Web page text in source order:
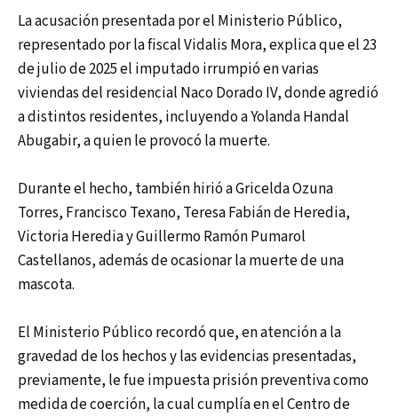
La acusación presentada por el Ministerio Público,
representado por la fiscal Vidalis Mora, explica que el 23
de julio de 2025 el imputado irrumpió en varias
viviendas del residencial Naco Dorado IV, donde agredió
a distintos residentes, incluyendo a Yolanda Handal
Abugabir, a quien le provocó la muerte.
Durante el hecho, también hirió a Gricelda Ozuna
Torres, Francisco Texano, Teresa Fabián de Heredia,
Victoria Heredia y Guillermo Ramón Pumarol
Castellanos, además de ocasionar la muerte de una
mascota.
El Ministerio Público recordó que, en atención a la
gravedad de los hechos y las evidencias presentadas,
previamente, le fue impuesta prisión preventiva como
medida de coerción, la cual cumplía en el Centro de